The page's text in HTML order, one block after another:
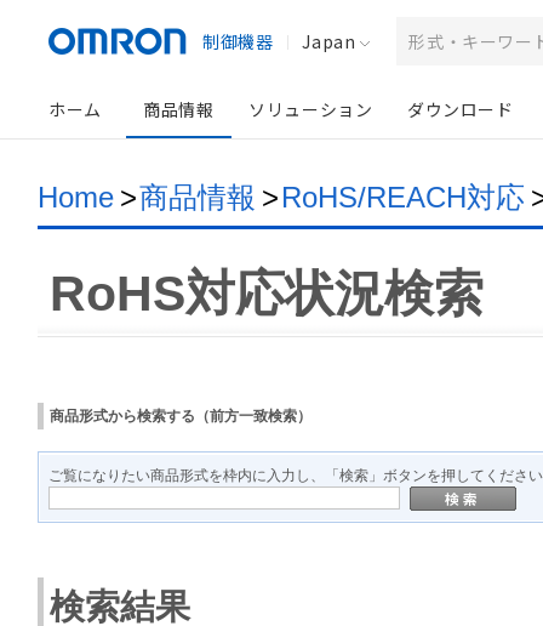
制御機器 Japan
ホーム 商品情報 ソリューション ダウンロード
Home >商品情報 >RoHS/REACH対応
RoHS対応状況検索
商品形式から検索する（前方一致検索）
ご覧になりたい商品形式を枠内に入力し、「検索」ボタンを押してくださ
検索結果